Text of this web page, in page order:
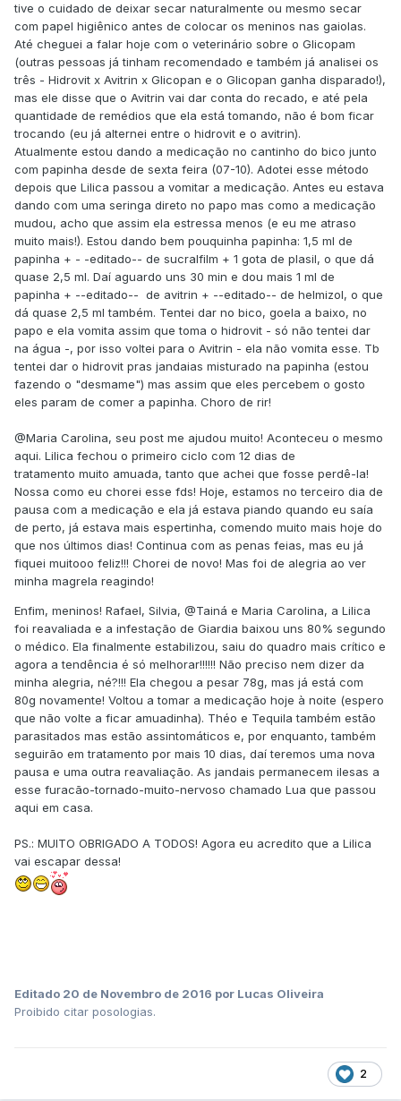
tive o cuidado de deixar secar naturalmente ou mesmo secar
com papel higiênico antes de colocar os meninos nas gaiolas.
Até cheguei a falar hoje com o veterinário sobre o Glicopam
(outras pessoas já tinham recomendado e também já analisei os
três - Hidrovit x Avitrin x Glicopan e o Glicopan ganha disparado!),
mas ele disse que o Avitrin vai dar conta do recado, e até pela
quantidade de remédios que ela está tomando, não é bom ficar
trocando (eu já alternei entre o hidrovit e o avitrin).
Atualmente estou dando a medicação no cantinho do bico junto
com papinha desde de sexta feira (07-10). Adotei esse método
depois que Lilica passou a vomitar a medicação. Antes eu estava
dando com uma seringa direto no papo mas como a medicação
mudou, acho que assim ela estressa menos (e eu me atraso
muito mais!). Estou dando bem pouquinha papinha: 1,5 ml de
papinha + - -editado-- de sucralfilm + 1 gota de plasil, o que dá
quase 2,5 ml. Daí aguardo uns 30 min e dou mais 1 ml de
papinha + --editado-- de avitrin + --editado-- de helmizol, o que
dá quase 2,5 ml também. Tentei dar no bico, goela a baixo, no
papo e ela vomita assim que toma o hidrovit - só não tentei dar
na água -, por isso voltei para o Avitrin - ela não vomita esse. Tb
tentei dar o hidrovit pras jandaias misturado na papinha (estou
fazendo o "desmame") mas assim que eles percebem o gosto
eles param de comer a papinha. Choro de rir!
@Maria Carolina, seu post me ajudou muito! Aconteceu o mesmo
aqui. Lilica fechou o primeiro ciclo com 12 dias de
tratamento muito amuada, tanto que achei que fosse perdê-la!
Nossa como eu chorei esse fds! Hoje, estamos no terceiro dia de
pausa com a medicação e ela já estava piando quando eu saía
de perto, já estava mais espertinha, comendo muito mais hoje do
que nos últimos dias! Continua com as penas feias, mas eu já
fiquei muitooo feliz!!! Chorei de novo! Mas foi de alegria ao ver
minha magrela reagindo!
Enfim, meninos! Rafael, Silvia, @Tainá e Maria Carolina, a Lilica
foi reavaliada e a infestação de Giardia baixou uns 80% segundo
o médico. Ela finalmente estabilizou, saiu do quadro mais crítico e
agora a tendência é só melhorar!!!!!! Não preciso nem dizer da
minha alegria, né?!!! Ela chegou a pesar 78g, mas já está com
80g novamente! Voltou a tomar a medicação hoje à noite (espero
que não volte a ficar amuadinha). Théo e Tequila também estão
parasitados mas estão assintomáticos e, por enquanto, também
seguirão em tratamento por mais 10 dias, daí teremos uma nova
pausa e uma outra reavaliação. As jandais permanecem ilesas a
esse furacão-tornado-muito-nervoso chamado Lua que passou
aqui em casa.
PS.: MUITO OBRIGADO A TODOS! Agora eu acredito que a Lilica
vai escapar dessa!
Editado 20 de Novembro de 2016 por Lucas Oliveira
Proibido citar posologias.
2